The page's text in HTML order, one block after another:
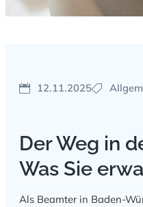
12.11.2025
Der Weg in
Was Sie
Als Beamter in Baden-